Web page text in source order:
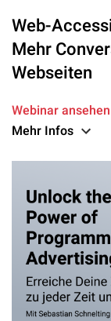
Web-
Mehr
Webseiten
Webinar ansehen
Mehr Infos